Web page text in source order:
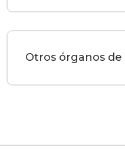
Otros órganos